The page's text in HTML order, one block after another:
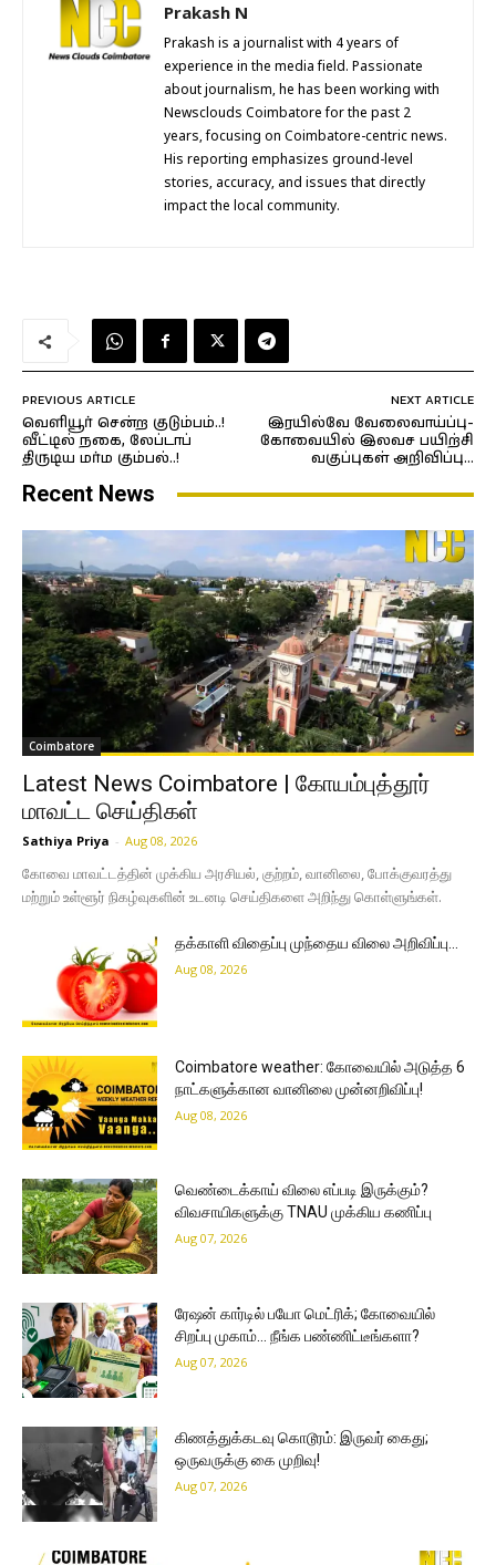
Prakash N
Prakash is a journalist with 4 years of
experience in the media field. Passionate
about journalism, he has been working with
Newsclouds Coimbatore for the past 2
years, focusing on Coimbatore-centric news.
His reporting emphasizes ground-level
stories, accuracy, and issues that directly
impact the local community.
PREVIOUS ARTICLE
வெளியூர் சென்ற குடும்பம்..!
வீட்டில் நகை, லேப்டாப்
திருடிய மர்ம கும்பல்..!
NEXT ARTICLE
இரயில்வே வேலைவாய்ப்பு-
கோவையில் இலவச பயிற்சி
வகுப்புகள் அறிவிப்பு…
Recent News
Coimbatore
Latest News Coimbatore | கோயம்புத்தூர்
மாவட்ட செய்திகள்
Sathiya Priya - Aug 08, 2026
கோவை மாவட்டத்தின் முக்கிய அரசியல், குற்றம், வானிலை, போக்குவரத்து
மற்றும் உள்ளூர் நிகழ்வுகளின் உடனடி செய்திகளை அறிந்து கொள்ளுங்கள்.
தக்காளி விதைப்பு முந்தைய விலை அறிவிப்பு…
Aug 08, 2026
Coimbatore weather: கோவையில் அடுத்த 6
நாட்களுக்கான வானிலை முன்னறிவிப்பு!
Aug 08, 2026
வெண்டைக்காய் விலை எப்படி இருக்கும்?
விவசாயிகளுக்கு TNAU முக்கிய கணிப்பு
Aug 07, 2026
ரேஷன் கார்டில் பயோ மெட்ரிக்; கோவையில்
சிறப்பு முகாம்… நீங்க பண்ணிட்டீங்களா?
Aug 07, 2026
கிணத்துக்கடவு கொடூரம்: இருவர் கைது;
ஒருவருக்கு கை முறிவு!
Aug 07, 2026